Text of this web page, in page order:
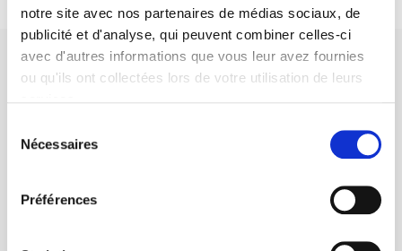
notre site avec nos partenaires de médias sociaux, de
publicité et d'analyse, qui peuvent combiner celles-ci
avec d'autres informations que vous leur avez fournies
ou qu'ils ont collectées lors de votre utilisation de leurs
Nécessaires
Préférences
Maison d'édition dédiée aux sciences humaines et sociales, les
Presses de Sciences Po participent depuis leur création en 1976